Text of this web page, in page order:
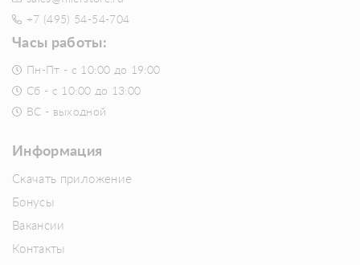
+7 (495) 54-54-704
Часы работы:
Пн-Пт - с 10:00 до 19:00
Сб - с 10:00 до 13:00
ВС - выходной
Информация
Скачать приложение
Бонусы
Вакансии
Контакты